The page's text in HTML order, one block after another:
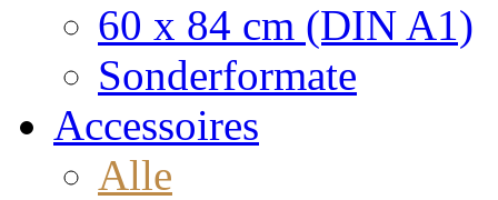
60 x 84 cm (DIN A1)
Sonderformate
Accessoires
Alle